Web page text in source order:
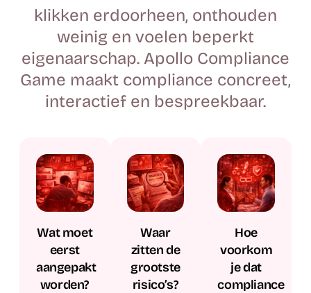
klikken erdoorheen, onthouden
weinig en voelen beperkt
eigenaarschap. Apollo Compliance
Game maakt compliance concreet,
interactief en bespreekbaar.​
Wat moet
eerst
aangepakt
worden?
Waar
zitten de
grootste
risico’s?
Hoe
voorkom
je dat
compliance